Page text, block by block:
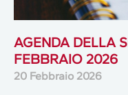
AGENDA DELLA
FEBBRAIO 2026
20 Febbraio 2026